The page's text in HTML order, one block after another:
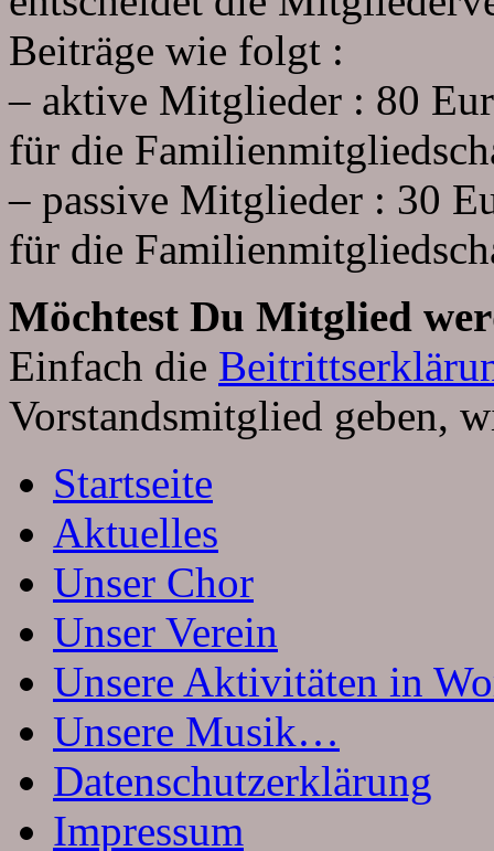
Beiträge wie folgt :
– aktive Mitglieder : 80
für die
– passive Mitglieder : 30
für die
Möchtest Du Mitglied
Einfach die
Vorstandsmitglied geben,
Startseite
Aktuelles
Unser Chor
Unser Verein
Unsere Aktivitäten in
Unsere Musik…
Datenschutzerklärung
Impressum